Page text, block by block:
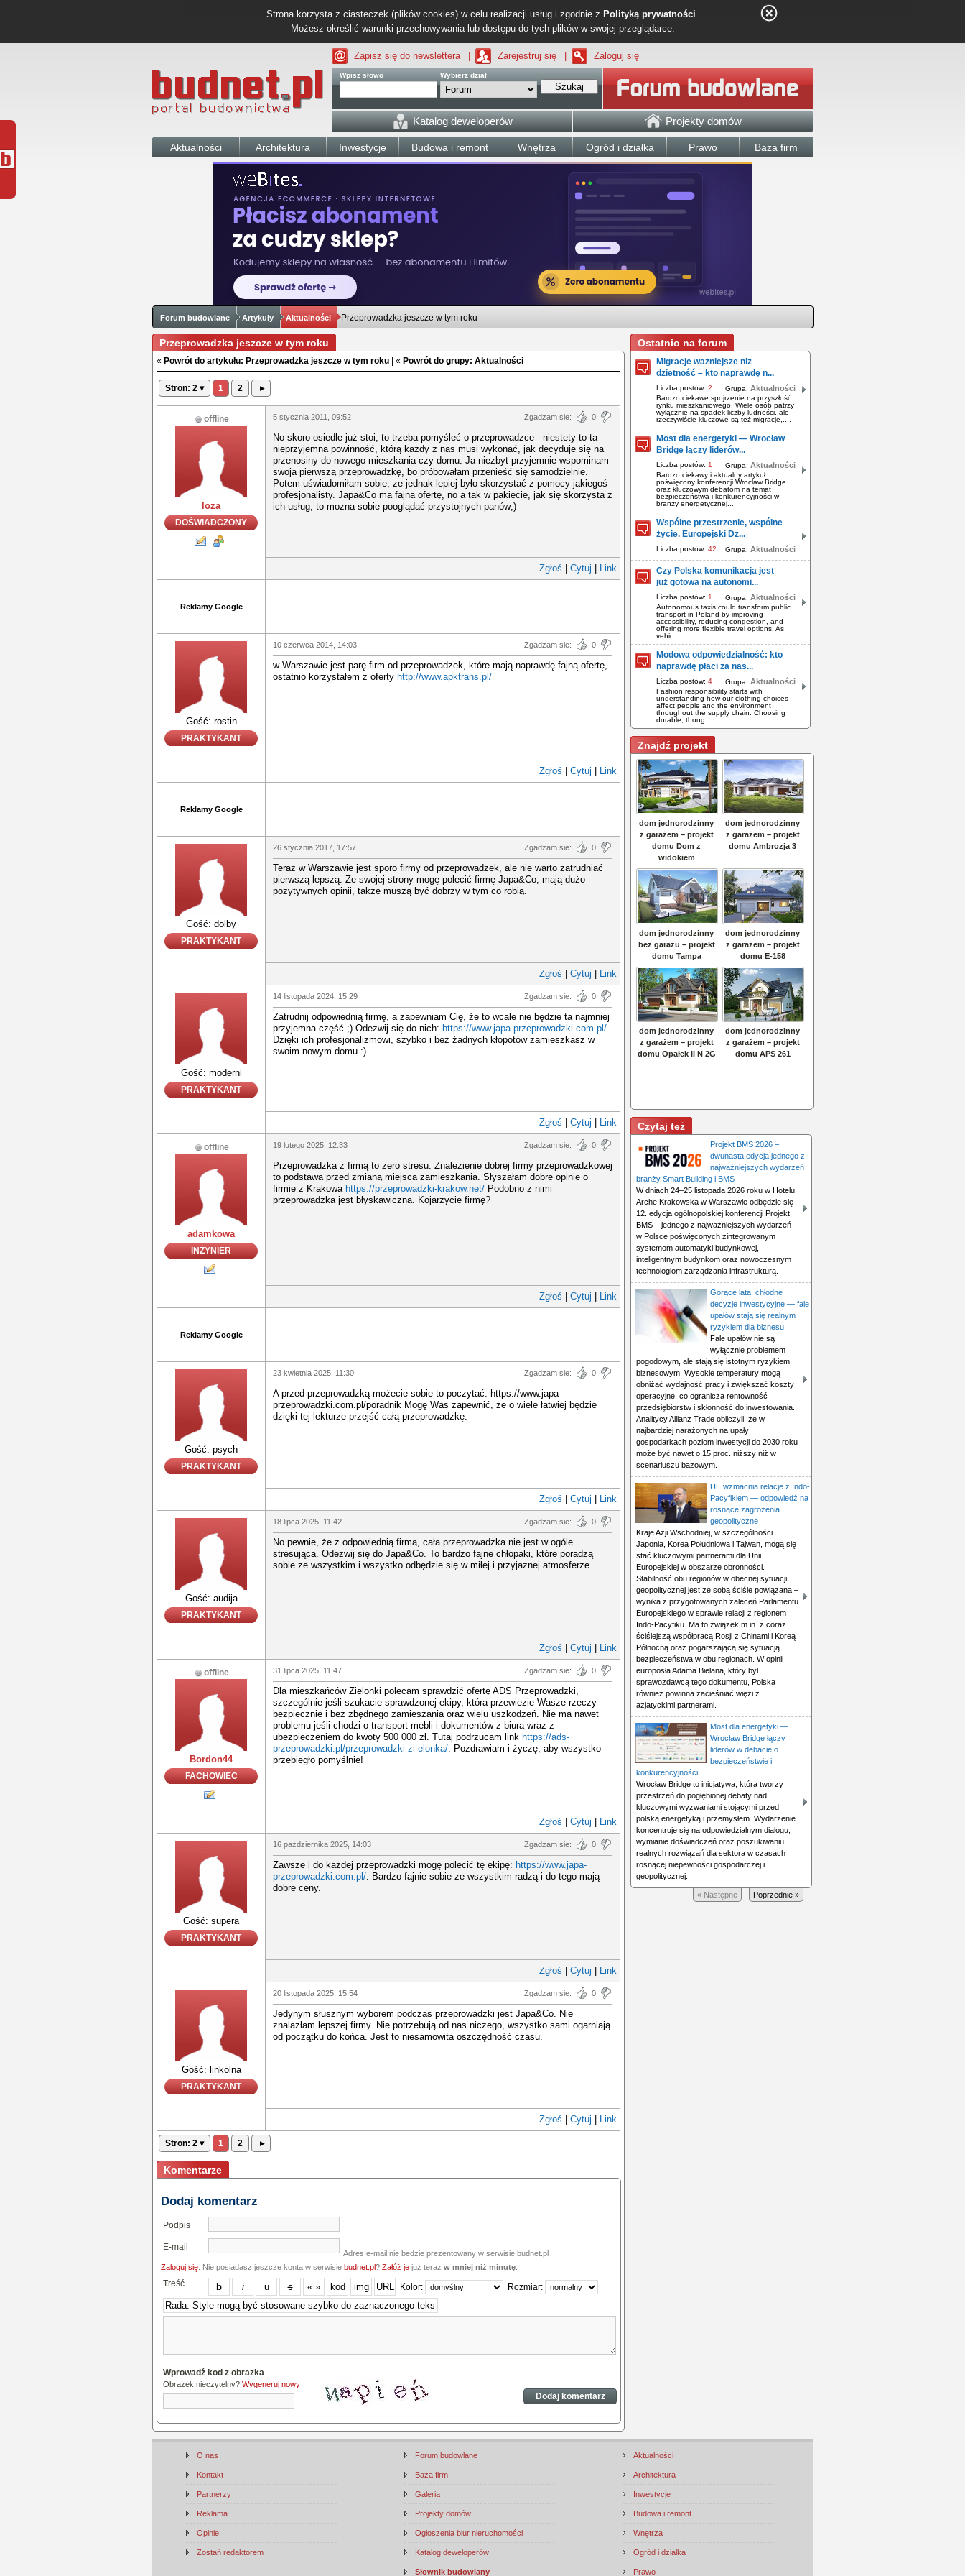
Strona korzysta z ciasteczek (plików cookies) w celu realizacji usług i zgodnie z Polityką prywatności.
Możesz określić warunki przechowywania lub dostępu do tych plików w swojej przeglądarce.
Zapisz się do newslettera Zarejestruj się Zaloguj się
Wpisz słowo Wybierz dział
Szukaj
Katalog deweloperów Projekty domów
Aktualności Architektura Inwestycje Budowa i remont Wnętrza Ogród i działka Prawo Baza firm
Forum budowlane Artykuły Aktualności Przeprowadzka jeszcze w tym roku
Przeprowadzka jeszcze w tym roku
« Powrót do artykułu: Przeprowadzka jeszcze w tym roku | « Powrót do grupy: Aktualności
Stron: 2 ▾ 1 2 ▸
offline
loza
DOŚWIADCZONY
5 stycznia 2011, 09:52 Zgadzam sie: 0
No skoro osiedle już stoi, to trzeba pomyśleć o przeprowadzce - niestety to ta
nieprzyjemna powinność, którą każdy z nas musi wykonać, jak decyduje się na
przenosiny do nowego mieszkania czy domu. Ja niezbyt przyjemnie wspominam
swoja pierwszą przeprowadzkę, bo próbowałam przenieść się samodzielnie.
Potem uświadomiłam sobie, ze jednak lepiej było skorzystać z pomocy jakiegoś
profesjonalisty. Japa&Co ma fajna ofertę, no a tak w pakiecie, jak się skorzysta z
ich usług, to mozna sobie pooglądać przystojnych panów;)
Zgłoś Cytuj Link
Reklamy Google
Gość: rostin
PRAKTYKANT
10 czerwca 2014, 14:03 Zgadzam sie: 0
w Warszawie jest parę firm od przeprowadzek, które mają naprawdę fajną ofertę,
ostatnio korzystałem z oferty http://www.apktrans.pl/
Zgłoś Cytuj Link
Reklamy Google
Gość: dolby
PRAKTYKANT
26 stycznia 2017, 17:57 Zgadzam sie: 0
Teraz w Warszawie jest sporo firmy od przeprowadzek, ale nie warto zatrudniać
pierwszą lepszą. Ze swojej strony mogę polecić firmę Japa&Co, mają dużo
pozytywnych opinii, także muszą być dobrzy w tym co robią.
Zgłoś Cytuj Link
Gość: moderni
PRAKTYKANT
14 listopada 2024, 15:29 Zgadzam sie: 0
Zatrudnij odpowiednią firmę, a zapewniam Cię, że to wcale nie będzie ta najmniej
przyjemna część ;) Odezwij się do nich: https://www.japa-przeprowadzki.com.pl/.
Dzięki ich profesjonalizmowi, szybko i bez żadnych kłopotów zamieszkasz w
swoim nowym domu :)
Zgłoś Cytuj Link
offline
adamkowa
INŻYNIER
19 lutego 2025, 12:33 Zgadzam sie: 0
Przeprowadzka z firmą to zero stresu. Znalezienie dobrej firmy przeprowadzkowej
to podstawa przed zmianą miejsca zamieszkania. Słyszałam dobre opinie o
firmie z Krakowa https://przeprowadzki-krakow.net/ Podobno z nimi
przeprowadzka jest błyskawiczna. Kojarzycie firmę?
Zgłoś Cytuj Link
Reklamy Google
Gość: psych
PRAKTYKANT
23 kwietnia 2025, 11:30 Zgadzam sie: 0
A przed przeprowadzką możecie sobie to poczytać: https://www.japa-
przeprowadzki.com.pl/poradnik Mogę Was zapewnić, że o wiele łatwiej będzie
dzięki tej lekturze przejść całą przeprowadzkę.
Zgłoś Cytuj Link
Gość: audija
PRAKTYKANT
18 lipca 2025, 11:42 Zgadzam sie: 0
No pewnie, że z odpowiednią firmą, cała przeprowadzka nie jest w ogóle
stresująca. Odezwij się do Japa&Co. To bardzo fajne chłopaki, które poradzą
sobie ze wszystkim i wszystko odbędzie się w miłej i przyjaznej atmosferze.
Zgłoś Cytuj Link
offline
Bordon44
FACHOWIEC
31 lipca 2025, 11:47 Zgadzam sie: 0
Dla mieszkańców Zielonki polecam sprawdzić ofertę ADS Przeprowadzki,
szczególnie jeśli szukacie sprawdzonej ekipy, która przewiezie Wasze rzeczy
bezpiecznie i bez zbędnego zamieszania oraz wielu uszkodzeń. Nie ma nawet
problemu jeśli chodzi o transport mebli i dokumentów z biura wraz z
ubezpieczeniem do kwoty 500 000 zł. Tutaj podrzucam link https://ads-
przeprowadzki.pl/przeprowadzki-zi elonka/. Pozdrawiam i życzę, aby wszystko
przebiegło pomyślnie!
Zgłoś Cytuj Link
Gość: supera
PRAKTYKANT
16 października 2025, 14:03 Zgadzam sie: 0
Zawsze i do każdej przeprowadzki mogę polecić tę ekipę: https://www.japa-
przeprowadzki.com.pl/. Bardzo fajnie sobie ze wszystkim radzą i do tego mają
dobre ceny.
Zgłoś Cytuj Link
Gość: linkolna
PRAKTYKANT
20 listopada 2025, 15:54 Zgadzam sie: 0
Jedynym słusznym wyborem podczas przeprowadzki jest Japa&Co. Nie
znalazłam lepszej firmy. Nie potrzebują od nas niczego, wszystko sami ogarniają
od początku do końca. Jest to niesamowita oszczędność czasu.
Zgłoś Cytuj Link
Stron: 2 ▾ 1 2 ▸
Komentarze
Dodaj komentarz
Podpis
E-mail
Adres e-mail nie bedzie prezentowany w serwisie budnet.pl
Zaloguj się . Nie posiadasz jeszcze konta w serwisie budnet.pl? Załóż je już teraz w mniej niż minutę
Treść Kolor: Rozmiar:
Wprowadź kod z obrazka
Obrazek nieczytelny? Wygeneruj nowy
Ostatnio na forum
Migracje ważniejsze niż
dzietność – kto naprawdę n...
Liczba postów: 2 Grupa: Aktualności
Bardzo ciekawe spojrzenie na przyszłość
rynku mieszkaniowego. Wiele osób patrzy
wyłącznie na spadek liczby ludności, ale
rzeczywiście kluczowe są też migracje,....
Most dla energetyki — Wrocław
Bridge łączy liderów...
Liczba postów: 1 Grupa: Aktualności
Bardzo ciekawy i aktualny artykuł
poświęcony konferencji Wrocław Bridge
oraz kluczowym debatom na temat
bezpieczeństwa i konkurencyjności w
branży energetycznej...
Wspólne przestrzenie, wspólne
życie. Europejski Dz...
Liczba postów: 42 Grupa: Aktualności
Czy Polska komunikacja jest
już gotowa na autonomi...
Liczba postów: 1 Grupa: Aktualności
Autonomous taxis could transform public
transport in Poland by improving
accessibility, reducing congestion, and
offering more flexible travel options. As
vehic...
Modowa odpowiedzialność: kto
naprawdę płaci za nas...
Liczba postów: 4 Grupa: Aktualności
Fashion responsibility starts with
understanding how our clothing choices
affect people and the environment
throughout the supply chain. Choosing
durable, thoug...
Znajdź projekt
Czytaj też
Projekt BMS 2026 –
dwunasta edycja jednego z
najważniejszych wydarzeń
branży Smart Building i BMS
W dniach 24–25 listopada 2026 roku w Hotelu
Arche Krakowska w Warszawie odbędzie się
12. edycja ogólnopolskiej konferencji Projekt
BMS – jednego z najważniejszych wydarzeń
w Polsce poświęconych zintegrowanym
systemom automatyki budynkowej,
inteligentnym budynkom oraz nowoczesnym
technologiom zarządzania infrastrukturą.
Gorące lata, chłodne
decyzje inwestycyjne — fale
upałów stają się realnym
ryzykiem dla biznesu
Fale upałów nie są
wyłącznie problemem
pogodowym, ale stają się istotnym ryzykiem
biznesowym. Wysokie temperatury mogą
obniżać wydajność pracy i zwiększać koszty
operacyjne, co ogranicza rentowność
przedsiębiorstw i skłonność do inwestowania.
Analitycy Allianz Trade obliczyli, że w
najbardziej narażonych na upały
gospodarkach poziom inwestycji do 2030 roku
może być nawet o 15 proc. niższy niż w
scenariuszu bazowym.
UE wzmacnia relacje z Indo-
Pacyfikiem — odpowiedź na
rosnące zagrożenia
geopolityczne
Kraje Azji Wschodniej, w szczególności
Japonia, Korea Południowa i Tajwan, mogą się
stać kluczowymi partnerami dla Unii
Europejskiej w obszarze obronności.
Stabilność obu regionów w obecnej sytuacji
geopolitycznej jest ze sobą ściśle powiązana –
wynika z przygotowanych zaleceń Parlamentu
Europejskiego w sprawie relacji z regionem
Indo-Pacyfiku. Ma to związek m.in. z coraz
ściślejszą współpracą Rosji z Chinami i Koreą
Północną oraz pogarszającą się sytuacją
bezpieczeństwa w obu regionach. W opinii
europosła Adama Bielana, który był
sprawozdawcą tego dokumentu, Polska
również powinna zacieśniać więzi z
azjatyckimi partnerami.
Most dla energetyki —
Wrocław Bridge łączy
liderów w debacie o
bezpieczeństwie i
konkurencyjności
Wrocław Bridge to inicjatywa, która tworzy
przestrzeń do pogłębionej debaty nad
kluczowymi wyzwaniami stojącymi przed
polską energetyką i przemysłem. Wydarzenie
koncentruje się na odpowiedzialnym dialogu,
wymianie doświadczeń oraz poszukiwaniu
realnych rozwiązań dla sektora w czasach
rosnącej niepewności gospodarczej i
geopolitycznej.
Poprzednie »
« Następne
O nas
Kontakt
Partnerzy
Reklama
Opinie
Zostań redaktorem
Forum budowlane
Baza firm
Galeria
Projekty domów
Ogłoszenia biur nieruchomości
Katalog deweloperów
Słownik budowlany
Aktualności
Architektura
Inwestycje
Budowa i remont
Wnętrza
Ogród i działka
Prawo